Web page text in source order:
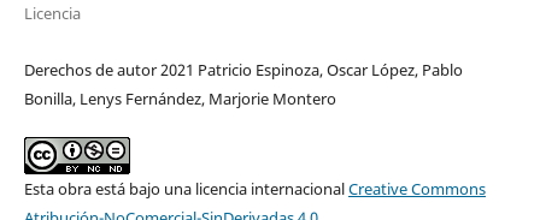
Licencia
Derechos de autor 2021 Patricio Espinoza, Oscar López, Pablo
Bonilla, Lenys Fernández, Marjorie Montero
Esta obra está bajo una licencia internacionalCreative Commons